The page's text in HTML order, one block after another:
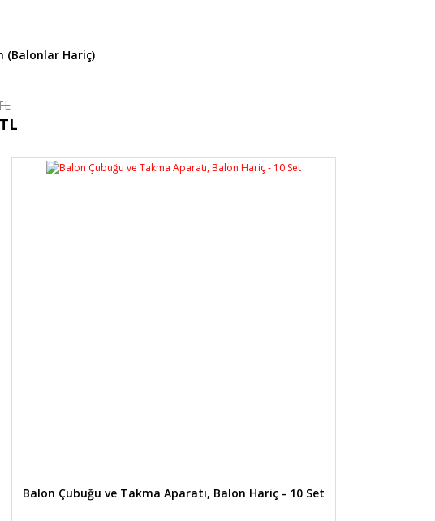
(Balonlar Hariç)
Balon Çubuğu ve Takma Aparatı, Balon Hariç - 10 Set